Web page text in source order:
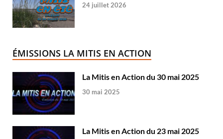
24 juillet 2026
ÉMISSIONS LA MITIS EN ACTION
La Mitis en Action du 30 mai 2025
30 mai 2025
La Mitis en Action du 23 mai 2025